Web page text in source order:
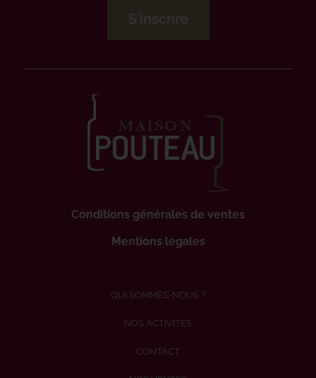
Conditions générales de ventes
Mentions légales
QUI SOMMES-NOUS ?
NOS ACTIVITÉS
CONTACT